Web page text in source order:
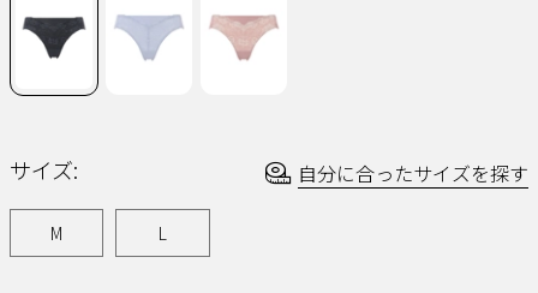
サイズ: 自分に合ったサイズを探す
M L